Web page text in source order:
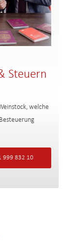
Steuern
welche
999 832 10